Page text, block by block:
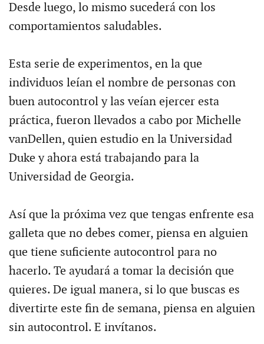
Desde luego, lo mismo sucederá con los
comportamientos saludables.
Esta serie de experimentos, en la que
individuos leían el nombre de personas con
buen autocontrol y las veían ejercer esta
práctica, fueron llevados a cabo por Michelle
vanDellen, quien estudio en la Universidad
Duke y ahora está trabajando para la
Universidad de Georgia.
Así que la próxima vez que tengas enfrente esa
galleta que no debes comer, piensa en alguien
que tiene suficiente autocontrol para no
hacerlo. Te ayudará a tomar la decisión que
quieres. De igual manera, si lo que buscas es
divertirte este fin de semana, piensa en alguien
sin autocontrol. E invítanos.